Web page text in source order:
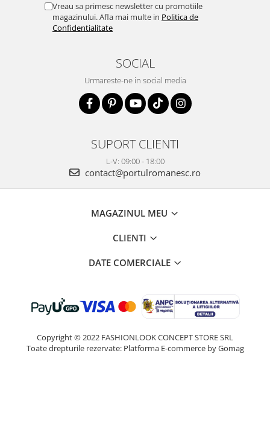
Vreau sa primesc newsletter cu promotiile
magazinului. Afla mai multe in Politica de
Confidentialitate
SOCIAL
Urmareste-ne in social media
SUPORT CLIENTI
L-V: 09:00 - 18:00
contact@portulromanesc.ro
MAGAZINUL MEU
CLIENTI
DATE COMERCIALE
Copyright © 2022 FASHIONLOOK CONCEPT STORE SRL
Toate drepturile rezervate: Platforma E-commerce by Gomag